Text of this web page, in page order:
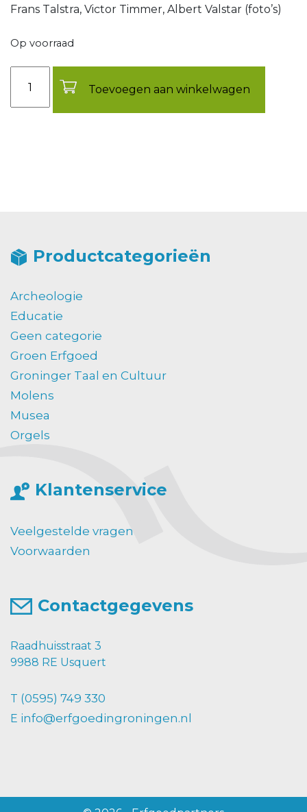
Frans Talstra, Victor Timmer, Albert Valstar (foto’s)
Op voorraad
Toevoegen aan winkelwagen
Productcategorieën
Archeologie
Educatie
Geen categorie
Groen Erfgoed
Groninger Taal en Cultuur
Molens
Musea
Orgels
Klantenservice
Veelgestelde vragen
Voorwaarden
Contactgegevens
Raadhuisstraat 3
9988 RE Usquert
T (0595) 749 330
E info@erfgoedingroningen.nl